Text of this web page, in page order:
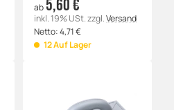
ab 5,60 €
inkl. 19% USt.zzgl.Versand
Netto:4,71€
12 Auf Lager